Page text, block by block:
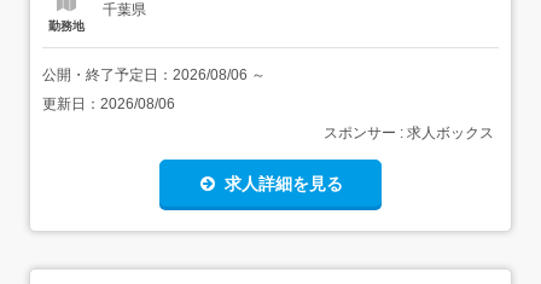
勤務地
千葉県
公開・終了予定日： 2026/08/06 ～
更新日： 2026/08/06
スポンサー : 求人ボックス
求人詳細を見る